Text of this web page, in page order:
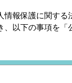
報保護に関する
以下の事項を「